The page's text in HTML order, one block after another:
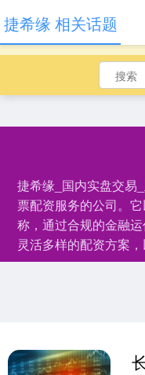
捷希缘_国内实盘交易
票配资服务的公司。
称，通过合规的金融
灵活多样的配资方案
捷希缘 相关话题